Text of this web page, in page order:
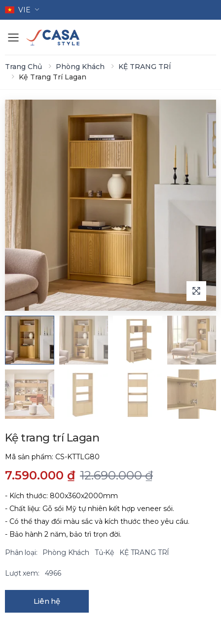
VIE
Toggle mobile menu
Trang Chủ Phòng Khách
KỆ TRANG TRÍ
Kệ Trang Trí Lagan
Kệ trang trí Lagan
Mã sản phẩm: CS-KTTLG80
7.590.000 ₫ 12.690.000 ₫
- Kích thước: 800x360x2000mm
- Chất liệu: Gỗ sồi Mỹ tự nhiên kết hợp veneer sồi.
- Có thể thay đổi màu sắc và kích thước theo yêu cầu.
- Bảo hành 2 năm, bảo trì trọn đời.
Phân loại: Phòng Khách Tủ-Kệ KỆ TRANG TRÍ
Lượt xem: 4966
Liên hệ